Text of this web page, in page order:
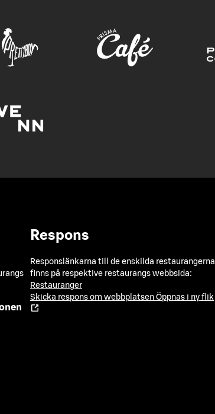
Respons
Responslänkarna till de enskilda restaurangerna
finns på respektive restaurangs webbsida:
Restauranger
Skicka respons om webbplatsen Öppnas i ny flik